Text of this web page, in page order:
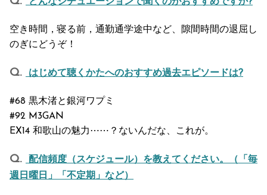
空き時間，寝る前，通勤通学途中など、隙間時間の退屈し
のぎにどうぞ！
はじめて聴くかたへのおすすめ過去エピソードは?
#68 黒木渚と銀河ワプミ
#92 M3GAN
EX14 和歌山の魅力⋯⋯？ないんだな、これが。
配信頻度（スケジュール）を教えてください。（「毎
週日曜日」「不定期」など）